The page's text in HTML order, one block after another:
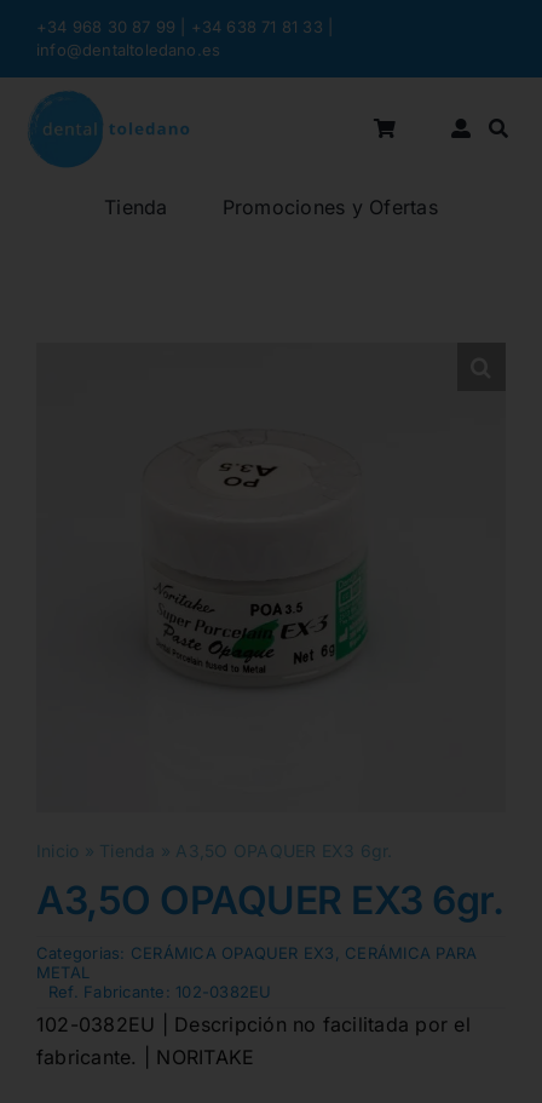
Saltar
contenido
+34 968 30 87 99 | +34 638 71 81 33
info@dentaltoledano.es
Tienda Promociones y Ofertas
Inicio » Tienda » A3,5O OPAQUER EX3 6gr.
A3,5O OPAQUER EX3 6gr.
Categorias: CERÁMICA OPAQUER EX3
CERÁMICA PARA
METAL
Ref. Fabricante: 102-0382EU
102-0382EU | Descripción no facilitada por el
fabricante. | NORITAKE